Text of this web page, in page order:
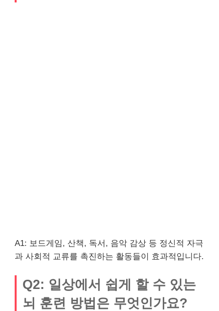
A1: 보드게임, 산책, 독서, 음악 감상 등 정신적 자극
과 사회적 교류를 촉진하는 활동들이 효과적입니다.
Q2: 일상에서 쉽게 할 수 있는
뇌 훈련 방법은 무엇인가요?